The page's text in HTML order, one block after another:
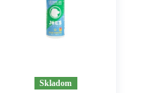
Skladom